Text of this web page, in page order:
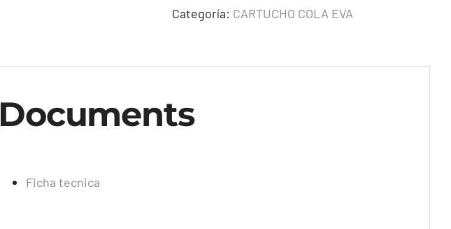
Categoría: CARTUCHO COLA EVA
Documents
Ficha tecnica